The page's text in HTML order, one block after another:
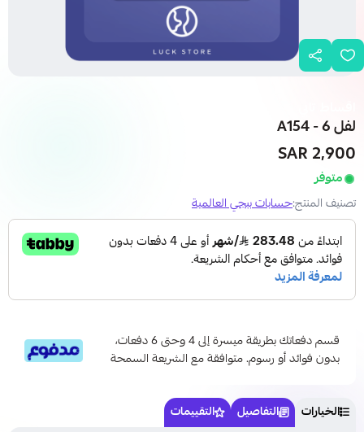
لفل 6 - A154
2,900 SAR
متوفر
تصنيف المنتج:حسابات ببجي العالمية
قسم دفعاتك بطريقة ميسرة إلى 4 وحتى 6 دفعات،
بدون فوائد أو رسوم. متوافقة مع الشريعة السمحة
الخيارات التفاصيل التقييمات